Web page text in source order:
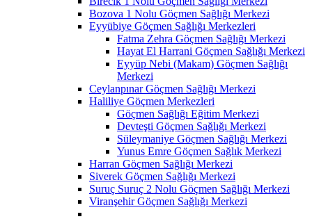
Bozova 1 Nolu Göçmen Sağlığı Merkezi
Eyyübiye Göçmen Sağlığı Merkezleri
Fatma Zehra Göçmen Sağlığı Merkezi
Hayat El Harrani Göçmen Sağlığı Merkezi
Eyyüp Nebi (Makam) Göçmen Sağlığı
Merkezi
Ceylanpınar Göçmen Sağlığı Merkezi
Haliliye Göçmen Merkezleri
Göçmen Sağlığı Eğitim Merkezi
Devteşti Göçmen Sağlığı Merkezi
Süleymaniye Göçmen Sağlığı Merkezi
Yunus Emre Göçmen Sağlık Merkezi
Harran Göçmen Sağlığı Merkezi
Siverek Göçmen Sağlığı Merkezi
Suruç Suruç 2 Nolu Göçmen Sağlığı Merkezi
Viranşehir Göçmen Sağlığı Merkezi